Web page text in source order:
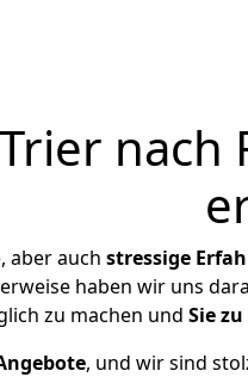
aber auch stressige
haben wir uns
zu machen und Sie
, und wir sind